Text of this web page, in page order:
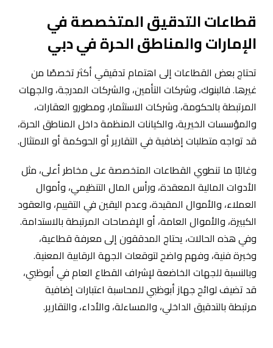
قطاعات التدقيق المتخصصة في
الإمارات والمناطق الحرة في دبي
تحتاج بعض القطاعات إلى اهتمام تدقيقي أكثر تخصصًا من
غيرها. فالبنوك، وشركات التأمين، والشركات المدرجة، والجهات
المرتبطة بالحكومة، وشركات الاستثمار، ومطورو العقارات،
والمؤسسات الخيرية، والكيانات المنظمة داخل المناطق الحرة،
قد تواجه متطلبات إضافية في التقارير أو الحوكمة أو الامتثال.
وغالبًا ما تنطوي القطاعات المتخصصة على مخاطر أعلى، مثل
الأدوات المالية المعقدة، ورأس المال التنظيمي، وأموال
العملاء، والأموال المقيدة، وعدم اليقين في التقييم، والعقود
الكبيرة، والأموال العامة، أو الإفصاحات المرتبطة بالاستدامة.
وفي هذه الحالات، يحتاج المدققون إلى معرفة قطاعية،
وخبرة فنية، وفهم واضح لتوقعات الجهة الرقابية المعنية.
وبالنسبة للجهات الخاضعة لإشراف القطاع العام في أبوظبي،
قد تضيف لوائح جهاز أبوظبي للمحاسبة اعتبارات إضافية
مرتبطة بالتدقيق الداخلي، والمساءلة، والأداء، والتقارير.